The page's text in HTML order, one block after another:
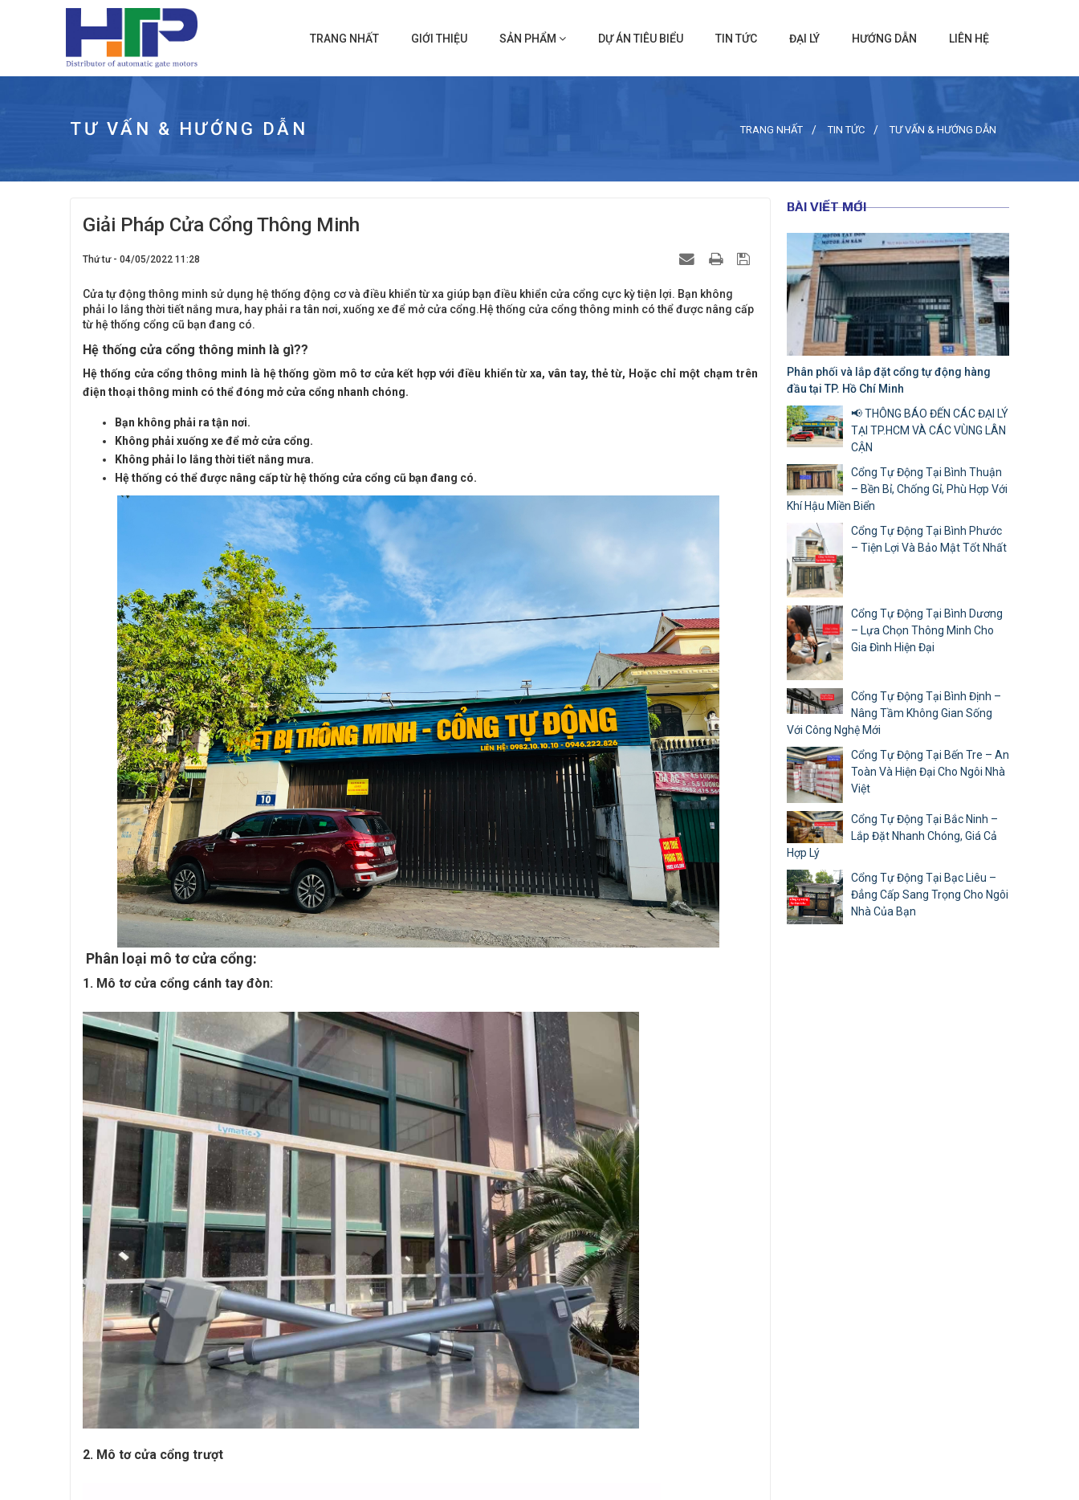
TRANG NHẤT GIỚI THIỆU SẢN PHẨM DỰ ÁN TIÊU BIỂU TIN TỨC ĐẠI LÝ HƯỚNG DẪN LIÊN HỆ
TƯ VẤN & HƯỚNG DẪN TRANG NHẤT TIN TỨC TƯ VẤN & HƯỚNG DẪN
Giải Pháp Cửa Cổng Thông Minh
Thứ tư - 04/05/2022 11:28
Cửa tự động thông minh sử dụng hệ thống động cơ và điều khiển từ xa giúp bạn điều khiển cửa cổng cực kỳ tiện lợi. Bạn không
phải lo lắng thời tiết nắng mưa, hay phải ra tân nơi, xuống xe để mở cửa cổng.Hệ thống cửa cổng thông minh có thể được nâng cấp
từ hệ thống cổng cũ bạn đang có.
Hệ thống cửa cổng thông minh là gì??
Hệ thống cửa cổng thông minh là hệ thống gồm mô tơ cửa kết hợp với điều khiển từ xa, vân tay, thẻ từ, Hoặc chỉ một chạm trên
điện thoại thông minh có thể đóng mở cửa cổng nhanh chóng.
Bạn không phải ra tận nơi.
Không phải xuống xe để mở cửa cổng.
Không phải lo lắng thời tiết nắng mưa.
Hệ thống có thể được nâng cấp từ hệ thống cửa cổng cũ bạn đang có.
Phân loại mô tơ cửa cổng:
1. Mô tơ cửa cổng cánh tay đòn:
2. Mô tơ cửa cổng trượt
BÀI VIẾT MỚI
Phân phối và lắp đặt cổng tự động hàng
đầu tại TP. Hồ Chí Minh
📢 THÔNG BÁO ĐẾN CÁC ĐẠI LÝ
TẠI TP.HCM VÀ CÁC VÙNG LÂN
CẬN
Cổng Tự Động Tại Bình Thuận
– Bền Bỉ, Chống Gỉ, Phù Hợp Với
Khí Hậu Miền Biển
Cổng Tự Động Tại Bình Phước
– Tiện Lợi Và Bảo Mật Tốt Nhất
Cổng Tự Động Tại Bình Dương
– Lựa Chọn Thông Minh Cho
Gia Đình Hiện Đại
Cổng Tự Động Tại Bình Định –
Nâng Tầm Không Gian Sống
Với Công Nghệ Mới
Cổng Tự Động Tại Bến Tre – An
Toàn Và Hiện Đại Cho Ngôi Nhà
Việt
Cổng Tự Động Tại Bắc Ninh –
Lắp Đặt Nhanh Chóng, Giá Cả
Hợp Lý
Cổng Tự Động Tại Bạc Liêu –
Đẳng Cấp Sang Trọng Cho Ngôi
Nhà Của Bạn